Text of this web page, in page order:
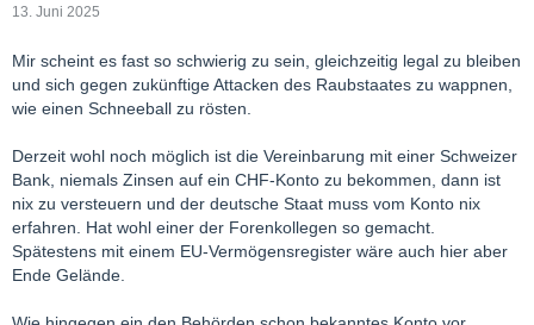
13. Juni 2025
Mir scheint es fast so schwierig zu sein, gleichzeitig legal zu bleiben
und sich gegen zukünftige Attacken des Raubstaates zu wappnen,
wie einen Schneeball zu rösten.
Derzeit wohl noch möglich ist die Vereinbarung mit einer Schweizer
Bank, niemals Zinsen auf ein CHF-Konto zu bekommen, dann ist
nix zu versteuern und der deutsche Staat muss vom Konto nix
erfahren. Hat wohl einer der Forenkollegen so gemacht.
Spätestens mit einem EU-Vermögensregister wäre auch hier aber
Ende Gelände.